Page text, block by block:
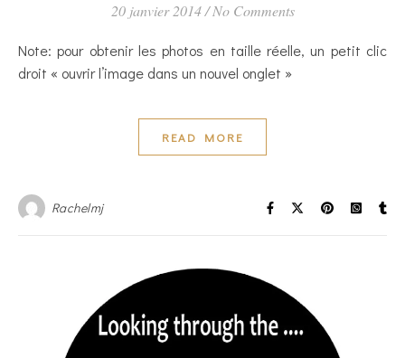
20 janvier 2014 / No Comments
Note: pour obtenir les photos en taille réelle, un petit clic
droit « ouvrir l’image dans un nouvel onglet »
READ MORE
Rachelmj